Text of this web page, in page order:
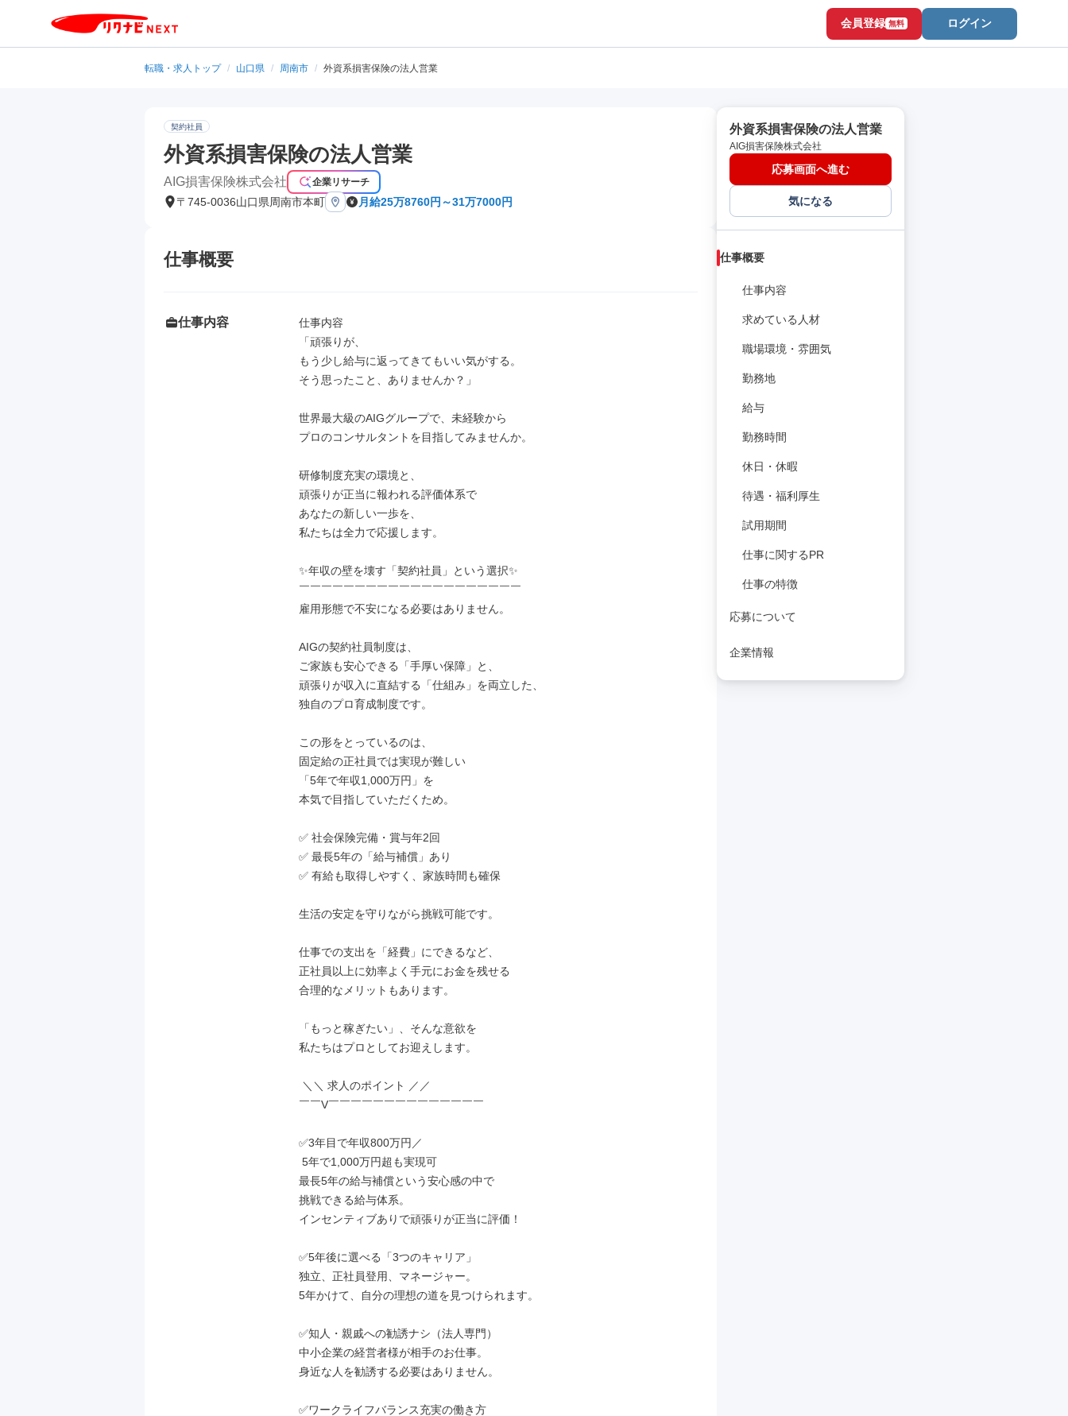
会員登録 無料 ログイン
転職・求人トップ / 山口県 / 周南市 / 外資系損害保険の法人営業
契約社員
外資系損害保険の法人営業
AIG損害保険株式会社 企業リサーチ
〒745-0036山口県周南市本町 月給25万8760円～31万7000円
仕事概要
仕事内容
仕事内容
「頑張りが、
もう少し給与に返ってきてもいい気がする。
そう思ったこと、ありませんか？」
世界最大級のAIGグループで、未経験から
プロのコンサルタントを目指してみませんか。
研修制度充実の環境と、
頑張りが正当に報われる評価体系で
あなたの新しい一歩を、
私たちは全力で応援します。
✨年収の壁を壊す「契約社員」という選択✨
￣￣￣￣￣￣￣￣￣￣￣￣￣￣￣￣￣￣￣￣
雇用形態で不安になる必要はありません。
AIGの契約社員制度は、
ご家族も安心できる「手厚い保障」と、
頑張りが収入に直結する「仕組み」を両立した、
独自のプロ育成制度です。
この形をとっているのは、
固定給の正社員では実現が難しい
「5年で年収1,000万円」を
本気で目指していただくため。
✅ 社会保険完備・賞与年2回
✅ 最長5年の「給与補償」あり
✅ 有給も取得しやすく、家族時間も確保
生活の安定を守りながら挑戦可能です。
仕事での支出を「経費」にできるなど、
正社員以上に効率よく手元にお金を残せる
合理的なメリットもあります。
「もっと稼ぎたい」、そんな意欲を
私たちはプロとしてお迎えします。
￣￣V￣￣￣￣￣￣￣￣￣￣￣￣￣￣
✅3年目で年収800万円／
最長5年の給与補償という安心感の中で
挑戦できる給与体系。
インセンティブありで頑張りが正当に評価！
✅5年後に選べる「3つのキャリア」
独立、正社員登用、マネージャー。
5年かけて、自分の理想の道を見つけられます。
✅知人・親戚への勧誘ナシ（法人専門）
中小企業の経営者様が相手のお仕事。
身近な人を勧誘する必要はありません。
✅ワークライフバランス充実の働き方
外資系損害保険の法人営業
AIG損害保険株式会社
応募画面へ進む
気になる
仕事概要
仕事内容
求めている人材
職場環境・雰囲気
勤務地
給与
勤務時間
休日・休暇
待遇・福利厚生
試用期間
仕事に関するPR
仕事の特徴
応募について
企業情報